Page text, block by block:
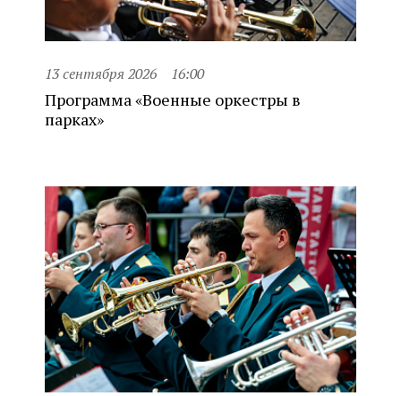
13 сентября 2026 16:00
Программа «Военные оркестры в
парках»